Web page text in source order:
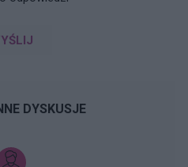
DYSKUSJE